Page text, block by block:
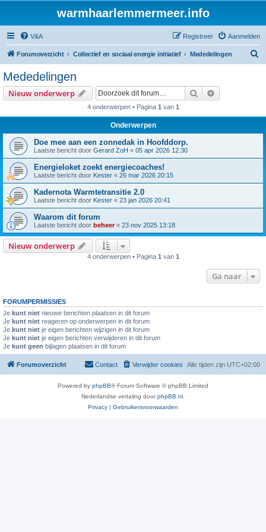
warmhaarlemmermeer.info
V&A Aanmelden
Registreer
Forumoverzicht Collectief en sociaal energie initiatief Mededelingen
Mededelingen
Nieuw onderwerp Zoek
4 onderwerpen • Pagina 1 van 1
Onderwerpen
Doe mee aan een zonnedak in Hoofddorp.
Laatste bericht door Gerard ZoH « 05 apr 2026 12:30
Energieloket zoekt energiecoaches!
Laatste bericht door Kester « 26 mar 2026 20:15
Kadernota Warmtetransitie 2.0
Laatste bericht door Kester « 23 jan 2026 20:41
Waarom dit forum
Laatste bericht door beheer« 23 nov 2025 13:18
Nieuw onderwerp
4 onderwerpen • Pagina 1 van 1
Ga naar
FORUMPERMISSIES
Je kunt niet nieuwe berichten plaatsen in dit forum
Je kunt niet reageren op onderwerpen in dit forum
Je kunt niet je eigen berichten wijzigen in dit forum
Je kunt niet je eigen berichten verwijderen in dit forum
Je kunt geen bijlagen plaatsen in dit forum
Forumoverzicht Alle tijden zijn UTC+02:00
Verwijder cookies
Contact
Powered by phpBB® Forum Software © phpBB Limited
Nederlandse vertaling doorphpBB.nl
Privacy | Gebruikersvoorwaarden